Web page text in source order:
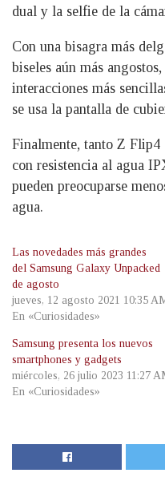
dual y la selfie de la
Con una bisagra más
biseles aún más
interacciones más
se usa la pantalla de
Finalmente, tanto Z Flip4
con resistencia al agua
pueden preocuparse
agua.
Las novedades más grandes
del Samsung Galaxy Unpacked
de agosto
jueves, 12 agosto 2021 10:35
En «Curiosidades»
Samsung presenta los nuevos
smartphones y gadgets
miércoles, 26 julio 2023 11:27
En «Curiosidades»